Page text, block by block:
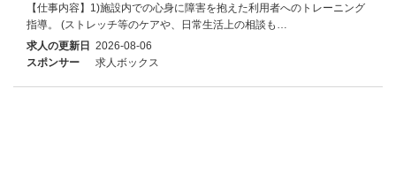
【仕事内容】1)施設内での心身に障害を抱えた利用者へのトレーニング
指導。 (ストレッチ等のケアや、日常生活上の相談も…
求人の更新日 2026-08-06
スポンサー
求人ボックス